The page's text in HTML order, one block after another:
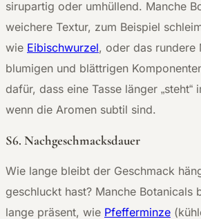
sirupartig oder umhüllend. Manche
weichere Textur, zum Beispiel
wie Eibischwurzel, oder das rundere
blumigen und blättrigen
dafür, dass eine Tasse länger „steht“
wenn die Aromen subtil sind.
S6. Nachgeschmacksdauer
Wie lange bleibt der Geschmack
geschluckt hast? Manche Botanicals
lange präsent, wie Pfefferminze